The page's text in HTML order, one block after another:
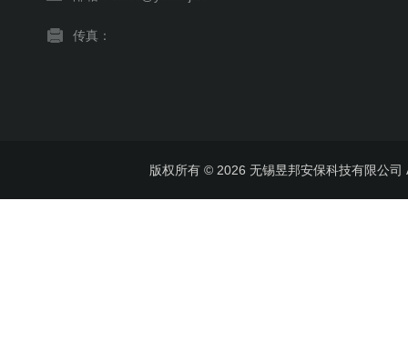
传真：
版权所有 © 2026 无锡昱邦安保科技有限